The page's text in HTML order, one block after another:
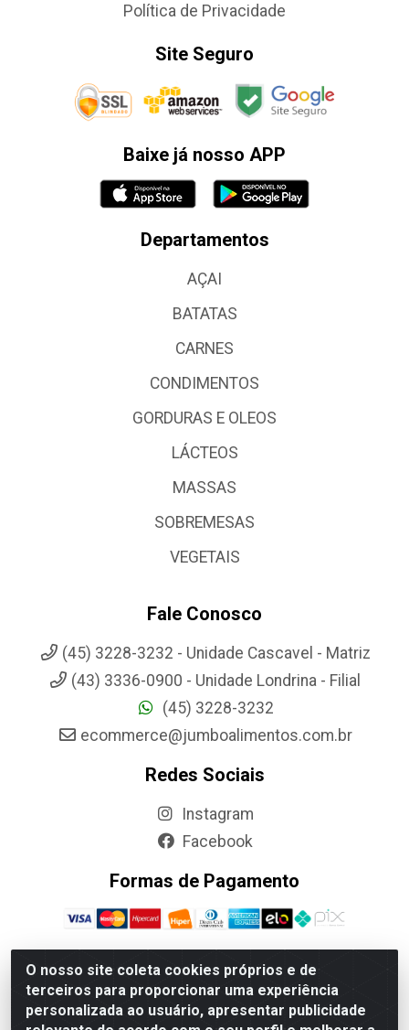
O nosso site coleta cookies próprios e de
terceiros para proporcionar uma experiência
personalizada ao usuário, apresentar publicidade
Política de Privacidade
Site Seguro
Baixe já nosso APP
Departamentos
AÇAI
BATATAS
CARNES
CONDIMENTOS
GORDURAS E OLEOS
LÁCTEOS
MASSAS
SOBREMESAS
VEGETAIS
Fale Conosco
(45) 3228-3232 - Unidade Cascavel - Matriz
(43) 3336-0900 - Unidade Londrina - Filial
(45) 3228-3232
ecommerce@jumboalimentos.com.br
Redes Sociais
Instagram
Facebook
Formas de Pagamento
Jumbo Alimentos Cascavel - Matriz - Rua Itatiba Do Sul, 161 -
Santos Dumont, Cascavel-PR - CEP 85804-700- CNPJ